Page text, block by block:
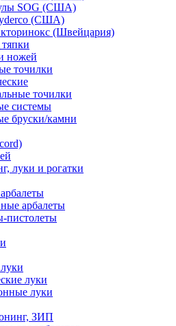
SOG (США)
(США)
(Швейцария)
ножей
точилки
точилки
системы
бруски/камни
луки и рогатки
арбалеты
пистолеты
луки
луки
ЗИП